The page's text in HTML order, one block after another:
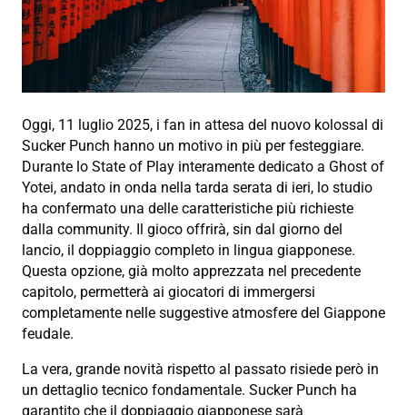
Oggi, 11 luglio 2025, i fan in attesa del nuovo kolossal di
Sucker Punch hanno un motivo in più per festeggiare.
Durante lo State of Play interamente dedicato a Ghost of
Yotei, andato in onda nella tarda serata di ieri, lo studio
ha confermato una delle caratteristiche più richieste
dalla community. Il gioco offrirà, sin dal giorno del
lancio, il doppiaggio completo in lingua giapponese.
Questa opzione, già molto apprezzata nel precedente
capitolo, permetterà ai giocatori di immergersi
completamente nelle suggestive atmosfere del Giappone
feudale.
La vera, grande novità rispetto al passato risiede però in
un dettaglio tecnico fondamentale. Sucker Punch ha
garantito che il doppiaggio giapponese sarà